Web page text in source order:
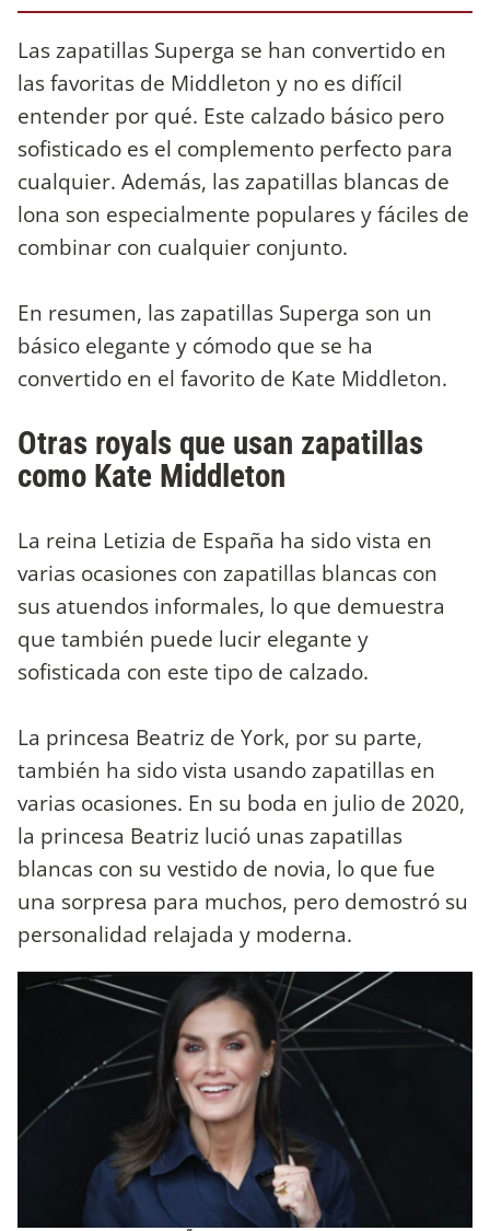
Las zapatillas Superga se han convertido en
las favoritas de Middleton y no es difícil
entender por qué. Este calzado básico pero
sofisticado es el complemento perfecto para
cualquier. Además, las zapatillas blancas de
lona son especialmente populares y fáciles de
combinar con cualquier conjunto.
En resumen, las zapatillas Superga son un
básico elegante y cómodo que se ha
convertido en el favorito de Kate Middleton.
Otras royals que usan zapatillas
como Kate Middleton
La reina Letizia de España ha sido vista en
varias ocasiones con zapatillas blancas con
sus atuendos informales, lo que demuestra
que también puede lucir elegante y
sofisticada con este tipo de calzado.
La princesa Beatriz de York, por su parte,
también ha sido vista usando zapatillas en
varias ocasiones. En su boda en julio de 2020,
la princesa Beatriz lució unas zapatillas
blancas con su vestido de novia, lo que fue
una sorpresa para muchos, pero demostró su
personalidad relajada y moderna.